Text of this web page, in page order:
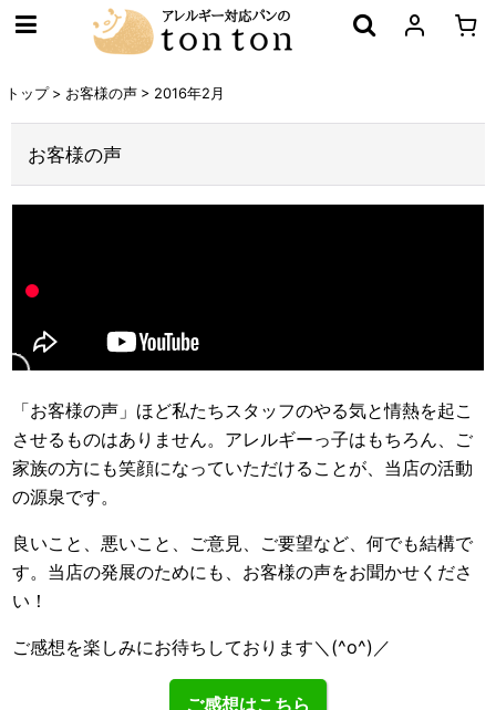
トップ > お客様の声 > 2016年2月
お客様の声
「お客様の声」ほど私たちスタッフのやる気と情熱を起こ
させるものはありません。アレルギーっ子はもちろん、ご
家族の方にも笑顔になっていただけることが、当店の活動
の源泉です。
良いこと、悪いこと、ご意見、ご要望など、何でも結構で
す。当店の発展のためにも、お客様の声をお聞かせくださ
い！
ご感想を楽しみにお待ちしております＼(^o^)／
ご感想はこちら